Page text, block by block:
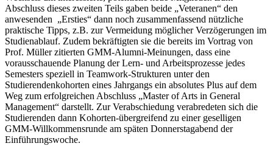
Abschluss dieses zweiten Teils gaben beide „Veteranen“ den
anwesenden „Ersties“ dann noch zusammenfassend nützliche
praktische Tipps, z.B. zur Vermeidung möglicher Verzögerungen im
Studienablauf. Zudem bekräftigten sie die bereits im Vortrag von
Prof. Müller zitierten GMM-Alumni-Meinungen, dass eine
vorausschauende Planung der Lern- und Arbeitsprozesse jedes
Semesters speziell in Teamwork-Strukturen unter den
Studierendenkohorten eines Jahrgangs ein absolutes Plus auf dem
Weg zum erfolgreichen Abschluss „Master of Arts in General
Management“ darstellt. Zur Verabschiedung verabredeten sich die
Studierenden dann Kohorten-übergreifend zu einer geselligen
GMM-Willkommensrunde am späten Donnerstagabend der
Einführungswoche.